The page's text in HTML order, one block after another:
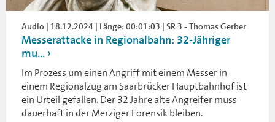
Audio | 18.12.2024 | Länge: 00:01:03 | SR 3 - Thomas Gerber
Messerattacke in Regionalbahn: 32-Jähriger
mu...
Im Prozess um einen Angriff mit einem Messer in
einem Regionalzug am Saarbrücker Hauptbahnhof ist
ein Urteil gefallen. Der 32 Jahre alte Angreifer muss
dauerhaft in der Merziger Forensik bleiben.